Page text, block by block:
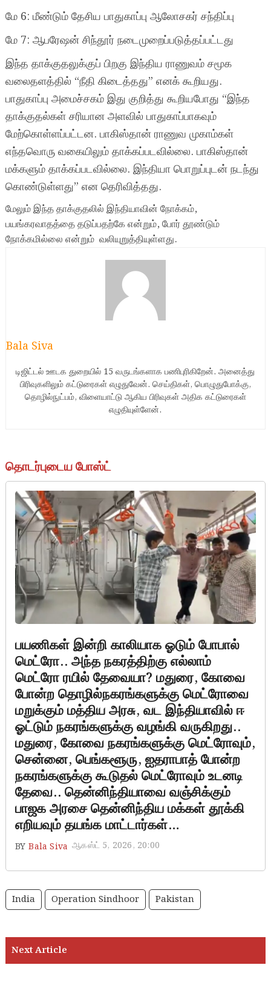
மே 6: மீண்டும் தேசிய பாதுகாப்பு ஆலோசகர் சந்திப்பு
மே 7: ஆபரேஷன் சிந்தூர் நடைமுறைப்படுத்தப்பட்டது
இந்த தாக்குதலுக்குப் பிறகு இந்திய ராணுவம் சமூக
வலைதளத்தில் “நீதி கிடைத்தது” எனக் கூறியது.
பாதுகாப்பு அமைச்சகம் இது குறித்து கூறியபோது “இந்த
தாக்குதல்கள் சரியான அளவில் பாதுகாப்பாகவும்
மேற்கொள்ளப்பட்டன. பாகிஸ்தான் ராணுவ முகாம்கள்
எந்தவொரு வகையிலும் தாக்கப்படவில்லை. பாகிஸ்தான்
மக்களும் தாக்கப்படவில்லை. இந்தியா பொறுப்புடன் நடந்து
கொண்டுள்ளது” என தெரிவித்தது.
மேலும் இந்த தாக்குதலில் இந்தியாவின் நோக்கம்,
பயங்கரவாதத்தை தடுப்பதற்கே என்றும், போர் தூண்டும்
நோக்கமில்லை என்றும் வலியுறுத்தியுள்ளது.
Bala Siva
டிஜிட்டல் ஊடக துறையில் 15 வருடங்களாக பணிபுரிகிறேன். அனைத்து
பிரிவுகளிலும் கட்டுரைகள் எழுதுவேன். செய்திகள், பொழுதுபோக்கு,
தொழில்நுட்பம், விளையாட்டு ஆகிய பிரிவுகள் அதிக கட்டுரைகள்
எழுதியுள்ளேன்.
தொடர்புடைய போஸ்ட்
பயணிகள் இன்றி காலியாக ஓடும் போபால்
மெட்ரோ.. அந்த நகரத்திற்கு எல்லாம்
மெட்ரோ ரயில் தேவையா? மதுரை, கோவை
போன்ற தொழில்நகரங்களுக்கு மெட்ரோவை
மறுக்கும் மத்திய அரசு, வட இந்தியாவில் ஈ
ஓட்டும் நகரங்களுக்கு வழங்கி வருகிறது..
மதுரை, கோவை நகரங்களுக்கு மெட்ரோவும்,
சென்னை, பெங்களூரு, ஐதராபாத் போன்ற
நகரங்களுக்கு கூடுதல் மெட்ரோவும் உடனடி
தேவை.. தென்னிந்தியாவை வஞ்சிக்கும்
பாஜக அரசை தென்னிந்திய மக்கள் தூக்கி
எறியவும் தயங்க மாட்டார்கள்…
BY Bala Siva ஆகஸ்ட் 5, 2026, 20:00
India Operation Sindhoor Pakistan